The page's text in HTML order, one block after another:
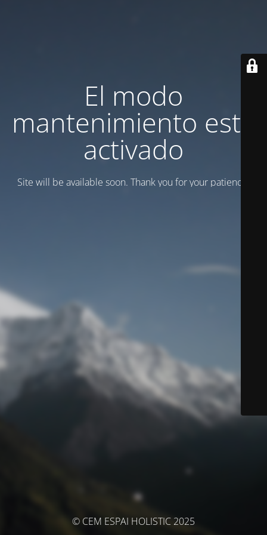
El modo
mantenimiento está
activado
Site will be available soon. Thank you for your patience!
© CEM ESPAI HOLISTIC 2025